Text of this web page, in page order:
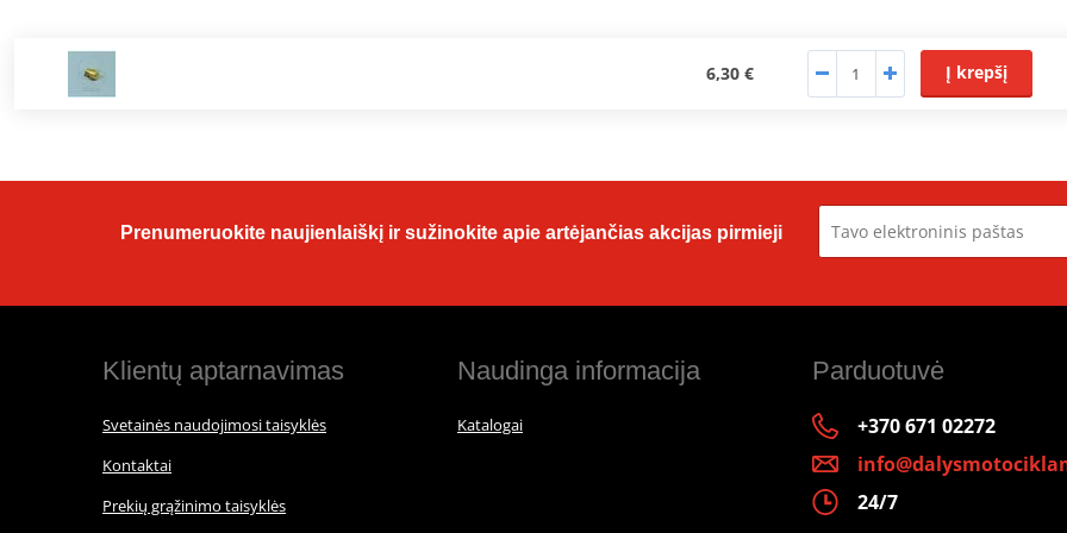
6,30 € Į krepšį
Prenumeruokite naujienlaiškį ir sužinokite apie artėjančias akcijas pirmieji
Klientų aptarnavimas
Svetainės naudojimosi taisyklės
Kontaktai
Prekių grąžinimo taisyklės
Naudinga informacija
Katalogai
Parduotuvė
+370 671 02272
24/7